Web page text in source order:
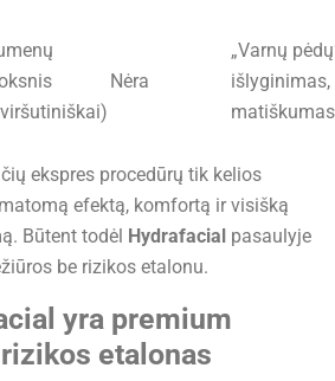
Nėra
„Varnų
išlyginimas,
matiškumas
ekspres procedūrų tik kelios
efektą, komfortą ir visišką
Būtent todėl Hydrafacial pasaulyje
be rizikos etalonu.
yra premium
etalonas